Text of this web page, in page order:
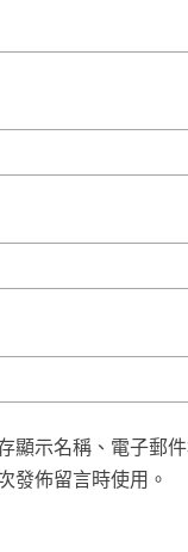
顯示名稱、電子郵
發佈留言時使用。